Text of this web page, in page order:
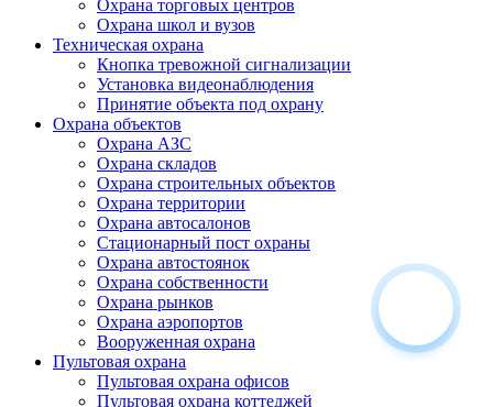
Охрана торговых центров
Охрана школ и вузов
Техническая охрана
Кнопка тревожной сигнализации
Установка видеонаблюдения
Принятие объекта под охрану
Охрана объектов
Охрана АЗС
Охрана складов
Охрана строительных объектов
Охрана территории
Охрана автосалонов
Стационарный пост охраны
Охрана автостоянок
Охрана собственности
Охрана рынков
Охрана аэропортов
Вооруженная охрана
Пультовая охрана
Пультовая охрана офисов
Пультовая охрана коттеджей